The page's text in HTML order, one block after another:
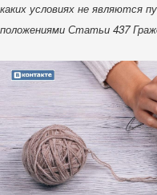
каких условиях не являются
положениями Статьи 437